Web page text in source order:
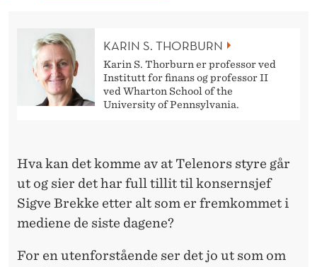
KARIN S. THORBURN
Karin S. Thorburn er professor ved
Institutt for finans og professor II
ved Wharton School of the
University of Pennsylvania.
Hva kan det komme av at Telenors styre går
ut og sier det har full tillit til konsernsjef
Sigve Brekke etter alt som er fremkommet i
mediene de siste dagene?
For en utenforstående ser det jo ut som om